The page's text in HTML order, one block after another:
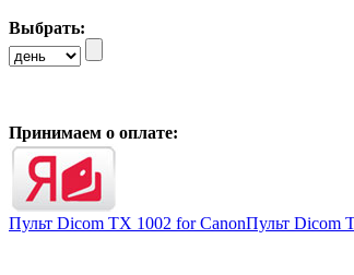
Выбрать:
Принимаем о оплате:
Пульт Dicom TX 1002 for CanonПульт Dicom